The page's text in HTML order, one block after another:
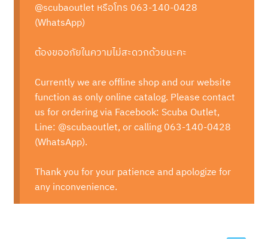
@scubaoutlet หรือโทร 063-140-0428
(WhatsApp)
ต้องขออภัยในความไม่สะดวกด้วยนะคะ
Currently we are offline shop and our website
function as only online catalog. Please contact
us for ordering via Facebook: Scuba Outlet,
Line: @scubaoutlet, or calling 063-140-0428
(WhatsApp).
Thank you for your patience and apologize for
any inconvenience.